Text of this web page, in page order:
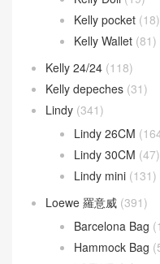
Kelly 25CM(728)
Kelly 28CM (350)
Kelly 35CM
Kelly 40CM(5)
Kelly Ado
Kelly Cut(43)
Kelly Danse (52)
Kelly Doll(19)
Kelly pocket(18)
Kelly Wallet(81)
Kelly 24/24(118)